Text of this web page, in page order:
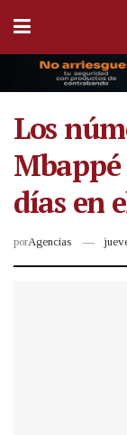
Los
Mbappé
días en
porAgencias